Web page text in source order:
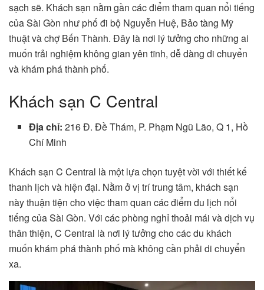
sạch sẽ. Khách sạn nằm gần các điểm tham quan nổi tiếng
của Sài Gòn như phố đi bộ Nguyễn Huệ, Bảo tàng Mỹ
thuật và chợ Bến Thành. Đây là nơi lý tưởng cho những ai
muốn trải nghiệm không gian yên tĩnh, dễ dàng di chuyển
và khám phá thành phố.
Khách sạn C Central
Địa chỉ: 216 Đ. Đề Thám, P. Phạm Ngũ Lão, Q 1, Hồ
Chí Minh
Khách sạn C Central là một lựa chọn tuyệt vời với thiết kế
thanh lịch và hiện đại. Nằm ở vị trí trung tâm, khách sạn
này thuận tiện cho việc tham quan các điểm du lịch nổi
tiếng của Sài Gòn. Với các phòng nghỉ thoải mái và dịch vụ
thân thiện, C Central là nơi lý tưởng cho các du khách
muốn khám phá thành phố mà không cần phải di chuyển
xa.